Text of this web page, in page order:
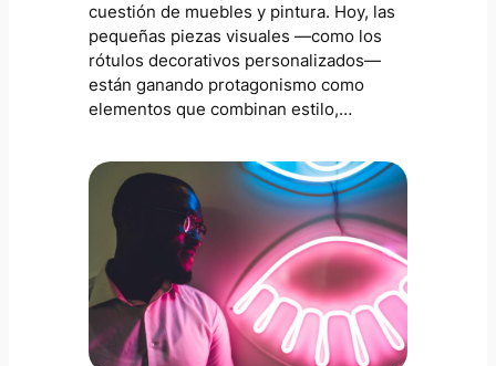
cuestión de muebles y pintura. Hoy, las
pequeñas piezas visuales —como los
rótulos decorativos personalizados—
están ganando protagonismo como
elementos que combinan estilo,…